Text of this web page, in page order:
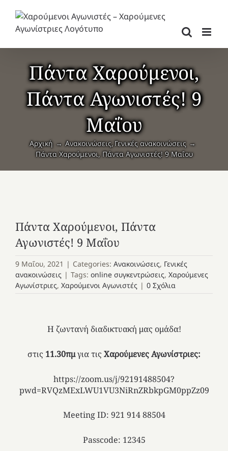
περιεχόμενο
Πάντα Χαρούμενοι,
Πάντα Αγωνιστές! 9
Μαΐου
Αρχική Ανακοινώσεις Γενικές ανακοινώσεις
Πάντα Χαρούμενοι, Πάντα Αγωνιστές! 9 Μαΐου
Πάντα Χαρούμενοι, Πάντα
Αγωνιστές! 9 Μαΐου
9 Μαΐου, 2021 | Categories: Ανακοινώσεις, Γενικές
ανακοινώσεις | Tags: online συγκεντρώσεις, Χαρούμενες
Αγωνίστριες, Χαρούμενοι Αγωνιστές | 0 Σχόλια
Η ζωντανή διαδικτυακή μας ομάδα!
στις 11.30πμγια τις Χαρούμενες Αγωνίστριες:
https://zoom.us/j/92191488504?
pwd=RVQzMExLWU1VU3NiRnZRbkpGM0ppZz09
Meeting ID: 921 914 88504
Passcode: 12345